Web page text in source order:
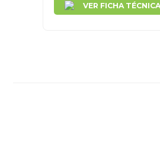
VER FICHA TÉCNICA